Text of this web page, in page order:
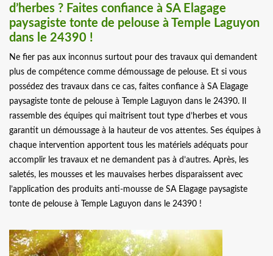
d’herbes ? Faites confiance à SA Elagage
paysagiste tonte de pelouse à Temple Laguyon
dans le 24390 !
Ne fier pas aux inconnus surtout pour des travaux qui demandent
plus de compétence comme démoussage de pelouse. Et si vous
possédez des travaux dans ce cas, faites confiance à SA Elagage
paysagiste tonte de pelouse à Temple Laguyon dans le 24390. Il
rassemble des équipes qui maitrisent tout type d’herbes et vous
garantit un démoussage à la hauteur de vos attentes. Ses équipes à
chaque intervention apportent tous les matériels adéquats pour
accomplir les travaux et ne demandent pas à d’autres. Après, les
saletés, les mousses et les mauvaises herbes disparaissent avec
l’application des produits anti-mousse de SA Elagage paysagiste
tonte de pelouse à Temple Laguyon dans le 24390 !